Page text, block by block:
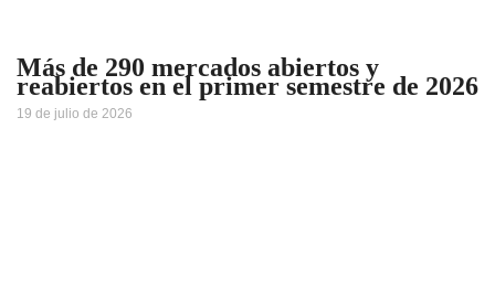
Más de 290 mercados abiertos y
reabiertos en el primer semestre de 2026
19 de julio de 2026